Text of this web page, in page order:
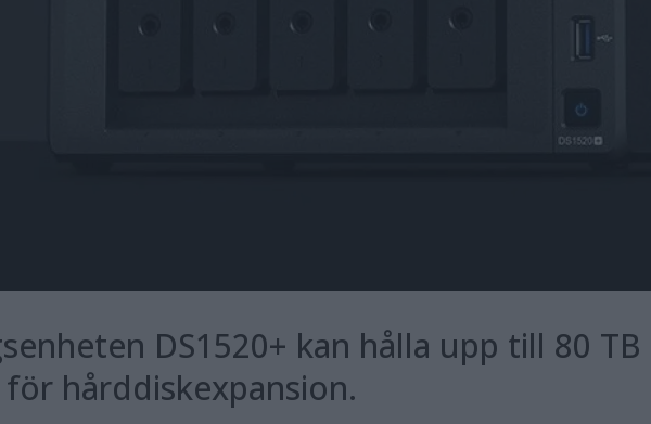
DS1520+ kan hålla upp till 80
hårddiskexpansion.